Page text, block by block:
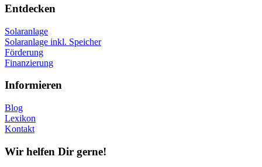
Entdecken
Solaranlage
Solaranlage inkl. Speicher
Förderung
Finanzierung
Informieren
Blog
Lexikon
Kontakt
Wir helfen Dir gerne!